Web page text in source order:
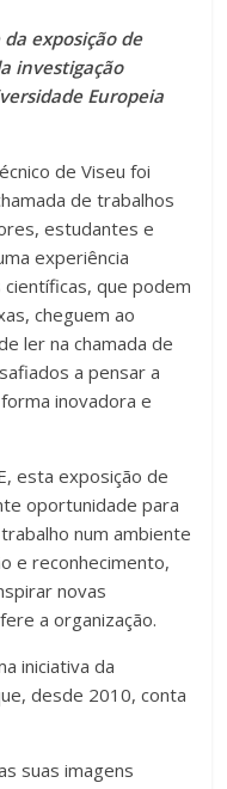
exposição de
investigação
Europeia
de Viseu foi
de trabalhos
estudantes e
experiência
que podem
cheguem ao
ler na chamada de
a pensar a
inovadora e
esta exposição de
oportunidade para
num ambiente
e reconhecimento,
novas
a organização.
iniciativa da
desde 2010, conta
suas imagens